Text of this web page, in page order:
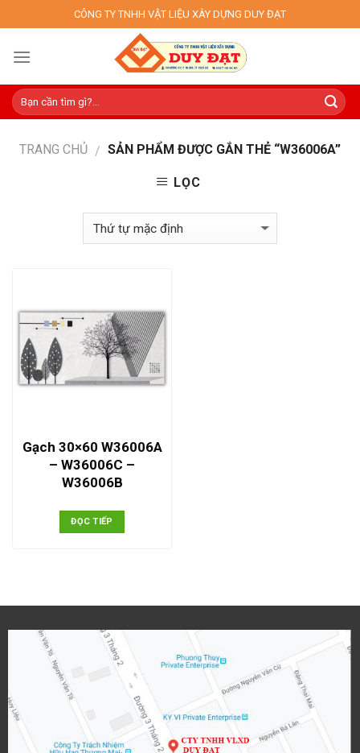
to
content
CÔNG TY TNHH VẬT LIỆU XÂY DỰNG DUY ĐẠT
TRANG CHỦ / SẢN PHẨM ĐƯỢC GẮN THẺ “W36006A”
LỌC
Gạch 30×60 W36006A
– W36006C –
W36006B
ĐỌC TIẾP